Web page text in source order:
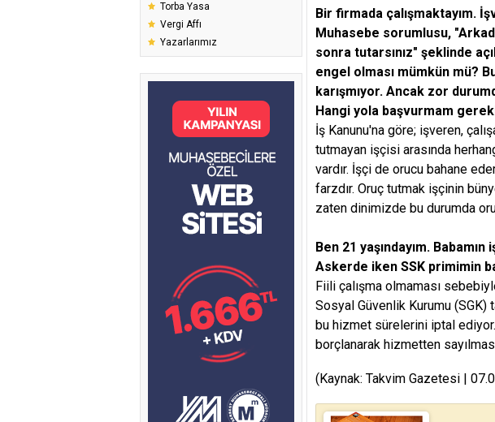
Torba Yasa
Vergi Affı
Yazarlarımız
Bir firmada çalışmaktayım.
Muhasebe sorumlusu,
sonra tutarsınız" şeklinde
engel olması mümkün mü?
karışmıyor. Ancak zor
Hangi yola başvurmam
İş Kanunu'na göre; işveren,
tutmayan işçisi arasında
vardır. İşçi de orucu bahane
farzdır. Oruç tutmak işçinin
zaten dinimizde bu durumda
Ben 21 yaşındayım.
Askerde iken SSK primimin
Fiili çalışma olmaması
Sosyal Güvenlik Kurumu
bu hizmet sürelerini iptal
borçlanarak hizmetten
(Kaynak: Takvim Gazetesi |